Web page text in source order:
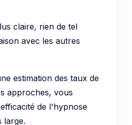
claire, rien de tel
avec les autres
estimation des taux de
approches, vous
de l'hypnose
large.